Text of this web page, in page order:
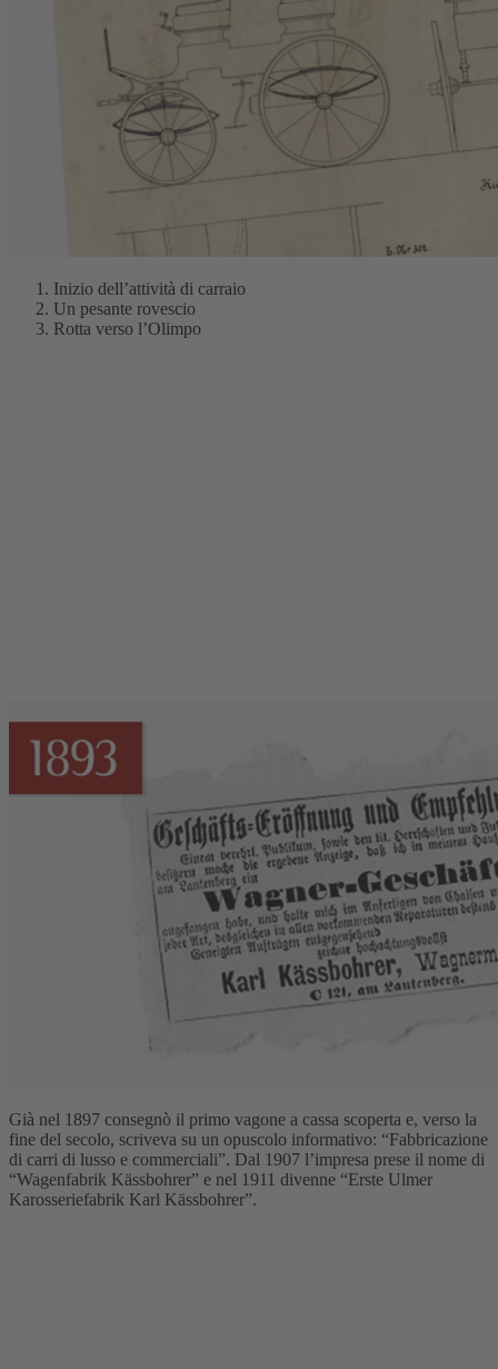
Inizio dell’attività di carraio
Un pesante rovescio
Rotta verso l’Olimpo
Già nel 1897 consegnò il primo vagone a cassa scoperta e, verso la
fine del secolo, scriveva su un opuscolo informativo: “Fabbricazione
di carri di lusso e commerciali”. Dal 1907 l’impresa prese il nome di
“Wagenfabrik Kässbohrer” e nel 1911 divenne “Erste Ulmer
Karosseriefabrik Karl Kässbohrer”.